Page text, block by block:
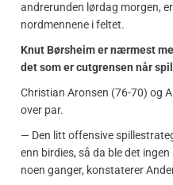
andrerunden lørdag morgen,
nordmennene i feltet.
Knut Børsheim er nærmest
det som er cutgrensen når
Christian Aronsen (76-70) og
over par.
— Den litt offensive
enn birdies, så da ble det
noen ganger, konstaterer